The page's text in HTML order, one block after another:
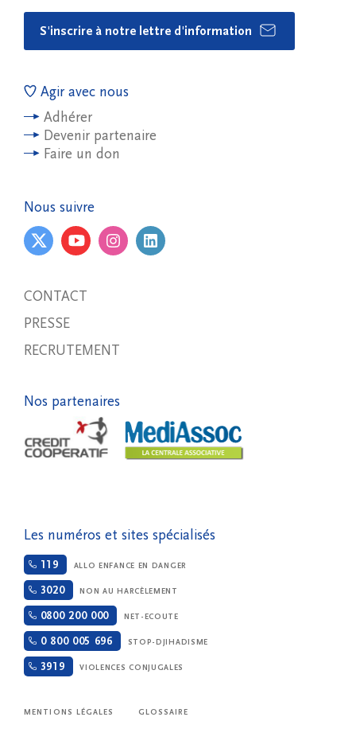
S'inscrire à notre lettre d'information
Agir avec nous
Adhérer
Devenir partenaire
Faire un don
Nous suivre
CONTACT
PRESSE
RECRUTEMENT
Nos partenaires
Les numéros et sites spécialisés
119 ALLO ENFANCE EN DANGER
3020 NON AU HARCÈLEMENT
0800 200 000 NET-ECOUTE
0 800 005 696 STOP-DJIHADISME
3919 VIOLENCES CONJUGALES
MENTIONS LÉGALES GLOSSAIRE